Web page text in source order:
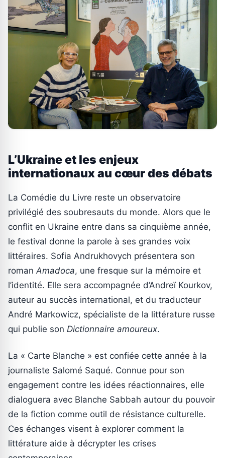
L’Ukraine et les enjeux
internationaux au cœur des débats
La Comédie du Livre reste un observatoire
privilégié des soubresauts du monde. Alors que le
conflit en Ukraine entre dans sa cinquième année,
le festival donne la parole à ses grandes voix
littéraires. Sofia Andrukhovych présentera son
roman Amadoca, une fresque sur la mémoire et
l’identité. Elle sera accompagnée d’Andreï Kourkov,
auteur au succès international, et du traducteur
André Markowicz, spécialiste de la littérature russe
qui publie son Dictionnaire amoureux.
La « Carte Blanche » est confiée cette année à la
journaliste Salomé Saqué. Connue pour son
engagement contre les idées réactionnaires, elle
dialoguera avec Blanche Sabbah autour du pouvoir
de la fiction comme outil de résistance culturelle.
Ces échanges visent à explorer comment la
littérature aide à décrypter les crises